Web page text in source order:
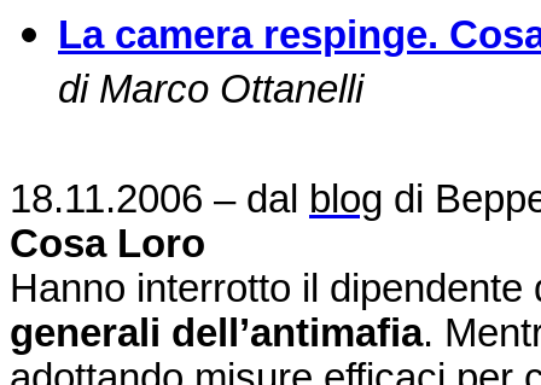
La camera respinge.
di Marco Ottanelli
18.11.2006 – dal blog di
Cosa Loro
Hanno interrotto il
generali dell’antimafia.